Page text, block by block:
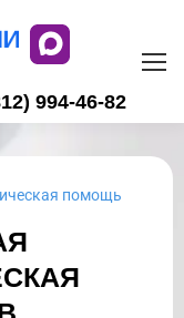
994-46-82
помощь